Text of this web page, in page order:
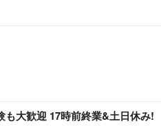
大歓迎 17時前終業&土日休み!